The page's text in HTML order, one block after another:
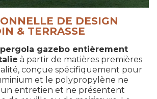
DE DESIGN
& TERRASSE
pergola gazebo entièrement
à partir de matières premières
conçue spécifiquement pour
et le polypropylène ne
entretien et ne présentent